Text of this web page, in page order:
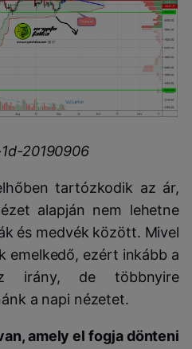
20190906
tartózkodik az ár,
alapján nem lehetne
és medvék között. Mivel
emelkedő, ezért inkább a
irány, de többnyire
a napi nézetet.
amely el fogja dönteni